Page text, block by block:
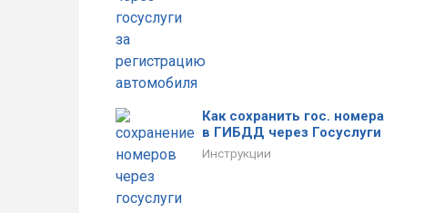
Как сохранить гос. номера
в ГИБДД через Госуслуги
Инструкции